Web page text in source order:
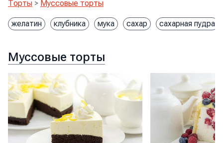
Торты > Муссовые торты
желатин клубника мука сахар сахарная пудра
Муссовые торты